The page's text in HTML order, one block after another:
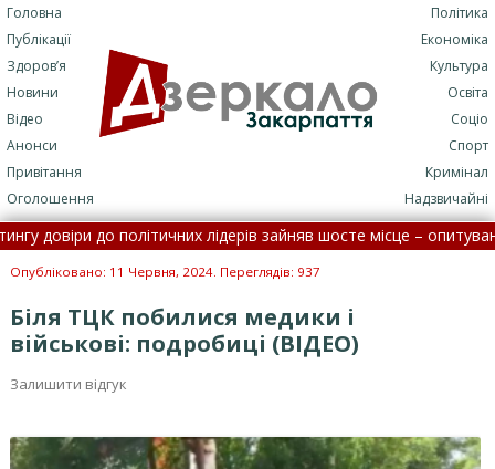
Головна
Публікації
Здоров’я
Новини
Відео
Анонси
Привітання
Оголошення
Політика
Економіка
Культура
Освіта
Соціо
Спорт
Кримінал
Надзвичайні
до політичних лідерів зайняв шосте місце – опитування •
потрапити до лікарні стане складніше• На
Опубліковано: 11 Червня, 2024. Переглядів: 937
Біля ТЦК побилися медики і
військові: подробиці (ВІДЕО)
Залишити відгук